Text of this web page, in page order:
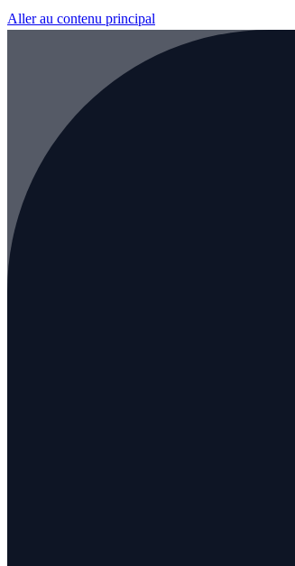
Aller au contenu principal